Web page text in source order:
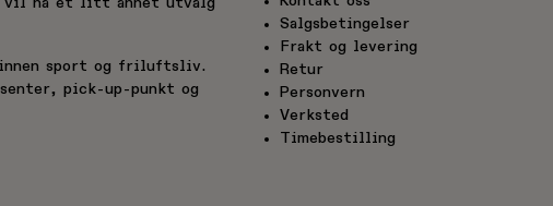
vil ha et litt annet utvalg
innen sport og friluftsliv.
pick-up-punkt og
Salgsbetingelser
Frakt og levering
Retur
Personvern
Verksted
Timebestilling